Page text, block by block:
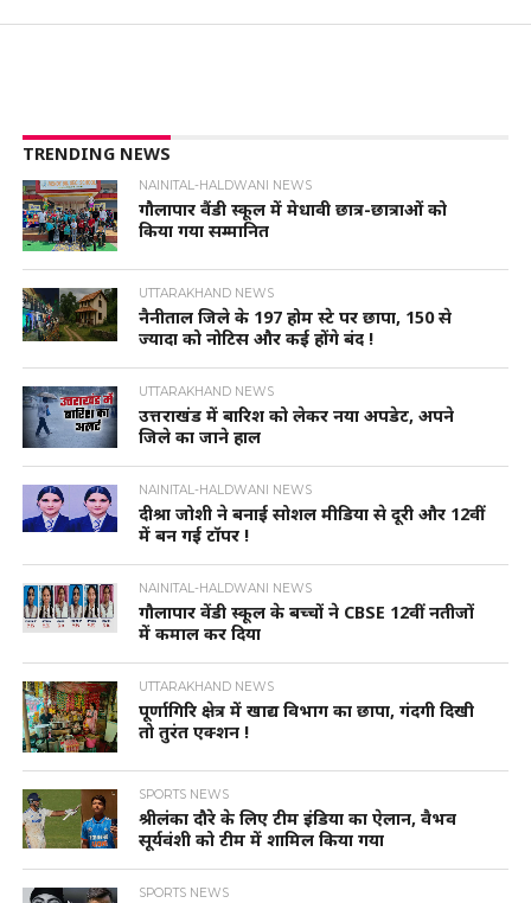
TRENDING NEWS
NAINITAL-HALDWANI NEWS
गौलापार वैंडी स्कूल में मेधावी छात्र-छात्राओं को
किया गया सम्मानित
UTTARAKHAND NEWS
नैनीताल जिले के 197 होम स्टे पर छापा, 150 से
ज्यादा को नोटिस और कई होंगे बंद !
UTTARAKHAND NEWS
उत्तराखंड में बारिश को लेकर नया अपडेट, अपने
जिले का जाने हाल
NAINITAL-HALDWANI NEWS
दीश्रा जोशी ने बनाई सोशल मीडिया से दूरी और 12वीं
में बन गई टॉपर !
NAINITAL-HALDWANI NEWS
गौलापार वेंडी स्कूल के बच्चों ने CBSE 12वीं नतीजों
में कमाल कर दिया
UTTARAKHAND NEWS
पूर्णागिरि क्षेत्र में खाद्य विभाग का छापा, गंदगी दिखी
तो तुरंत एक्शन !
SPORTS NEWS
श्रीलंका दौरे के लिए टीम इंडिया का ऐलान, वैभव
सूर्यवंशी को टीम में शामिल किया गया
SPORTS NEWS